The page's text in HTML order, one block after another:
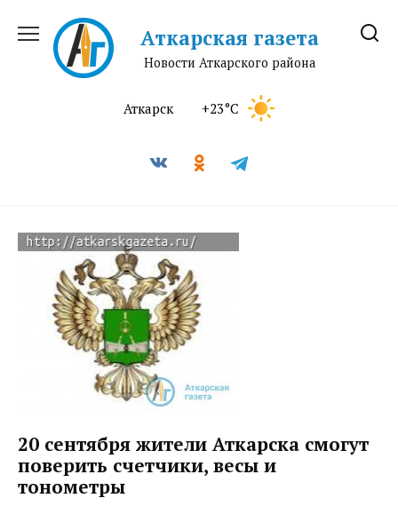
содержанию
Аткарская газета
Новости Аткарского района
Аткарск +23°C
20 сентября жители Аткарска смогут
поверить счетчики, весы и
тонометры